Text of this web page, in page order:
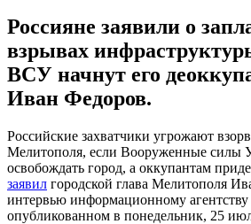
Россияне заявили о
взрывах
ВСУ начнут его
Иван Федоров.
Российские захватчики угрожают
Мелитополя, если Вооруженные силы
освобождать город, а оккупантам
заявил городской глава Мелитополя
интервью информационному
опубликованном в понедельник, 25